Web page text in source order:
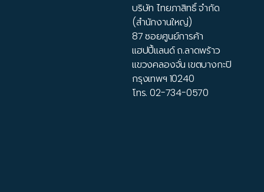
บริษัท ไทยภาสิทธิ์ จำกัด
(สำนักงานใหญ่)
87 ซอยศูนย์การค้า
แฮปปี้แลนด์ ถ.ลาดพร้าว
แขวงคลองจั่น เขตบางกะปิ
กรุงเทพฯ 10240
โทร.02-734-0570